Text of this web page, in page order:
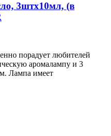
3штx10мл, (в
порадует любителей
аромалампу и 3
Лампа имеет